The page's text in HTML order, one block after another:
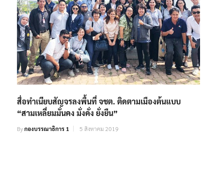
สื่อทำเนียบสัญจรลงพื้นที่ จชต. ติดตามเมืองต้นแบบ
“สามเหลี่ยมมั่นคง มั่งคั่ง ยั่งยืน”
Byกองบรรณาธิการ 1 5 สิงหาคม 2019